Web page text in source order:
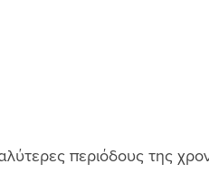
περιόδους της